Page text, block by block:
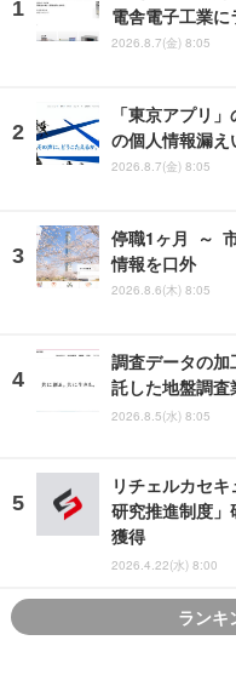
電舎電子工業に
2026.8.7(金) 8:05
「東京アプリ
の個人情報漏え
2026.8.7(金) 8:05
停職1ヶ月 ～
情報を口外
2026.8.6(木) 8:05
調査データの
託した地盤調
2026.8.5(水) 8:05
リチェルカセ
研究推進制度」
獲得
2026.4.22(水) 8:00
ランキ